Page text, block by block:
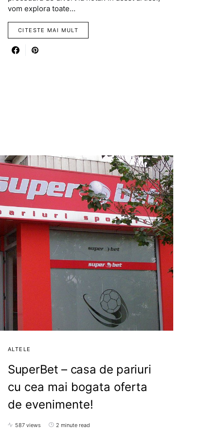
vom explora toate…
CITESTE MAI MULT
ALTELE
SuperBet – casa de pariuri
cu cea mai bogata oferta
de evenimente!
587 views 2 minute read